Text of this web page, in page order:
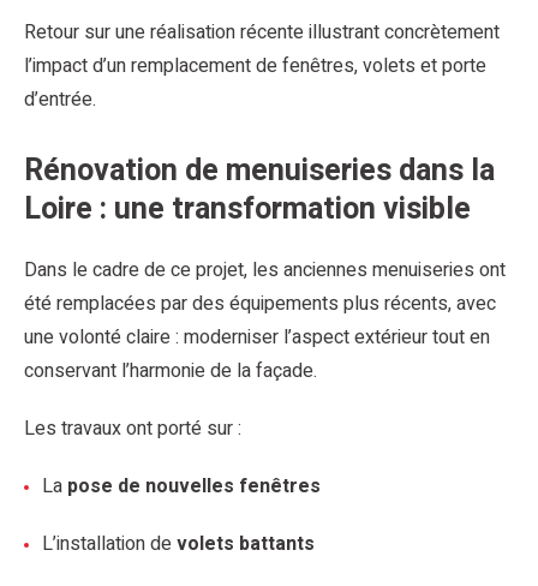
Retour sur une réalisation récente illustrant concrètement
l’impact d’un remplacement de fenêtres, volets et porte
d’entrée.
Rénovation de menuiseries dans la
Loire : une transformation visible
Dans le cadre de ce projet, les anciennes menuiseries ont
été remplacées par des équipements plus récents, avec
une volonté claire : moderniser l’aspect extérieur tout en
conservant l’harmonie de la façade.
Les travaux ont porté sur :
La pose de nouvelles fenêtres
L’installation devolets battants